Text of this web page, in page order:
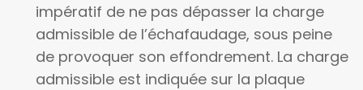
impératif de ne pas dépasser la charge
admissible de l’échafaudage, sous peine
de provoquer son effondrement. La charge
admissible est indiquée sur la plaque